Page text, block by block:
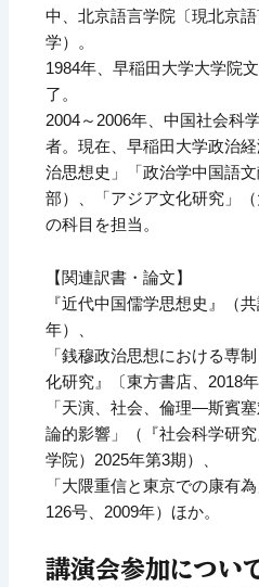
中、北京語言学院〔現北京
学）。
1984年、早稲田大学大学院
了。
2004～2006年、中国社会科
者。現在、早稲田大学政治
治思想史」「政治学中国語
部）、「アジア文化研究」
の科目を担当。
【関連訳書・論文】
『近代中国儒学思想史』（
年）、
「銭穆政治思想における専
化研究』〔東方書店、2018年
「天演、社会、倫理―斯賓
論的影響」（『社会科学研
学院）2025年第3期）、
「大隈重信と東京での康有
126号、2009年）ほか。
講演会参加につい